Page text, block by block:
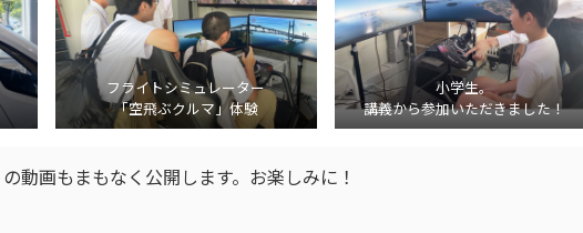
フライトシミュレーター
「空飛ぶクルマ」体験
小学生。
講義から参加いただきました！
動画もまもなく公開します。お楽しみに！